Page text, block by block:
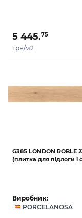
5 445.75
грн/м2
G385 LONDON ROBLE
(плитка для підлоги і
Виробник:
PORCELANOSA